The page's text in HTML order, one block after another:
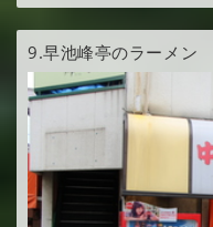
9.早池峰亭のラーメン